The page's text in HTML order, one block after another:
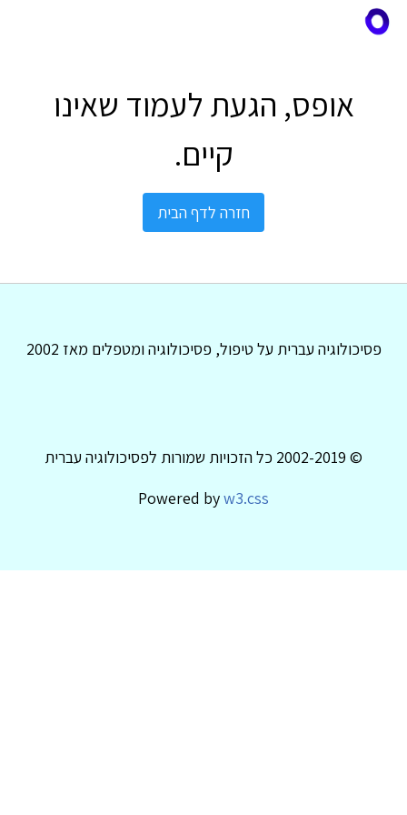
אופס, הגעת לעמוד שאינו
קיים.
חזרה לדף הבית
פסיכולוגיה עברית על טיפול, פסיכולוגיה ומטפלים מאז 2002
© 2002-2019 כל הזכויות שמורות לפסיכולוגיה עברית
Powered byw3.css